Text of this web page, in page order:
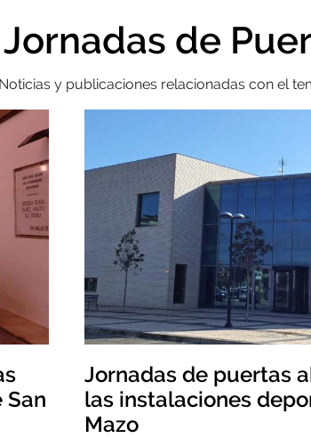
Jornadas de
Noticias y publicaciones relacionadas con el
San
Jornadas de puertas
las instalaciones
Mazo